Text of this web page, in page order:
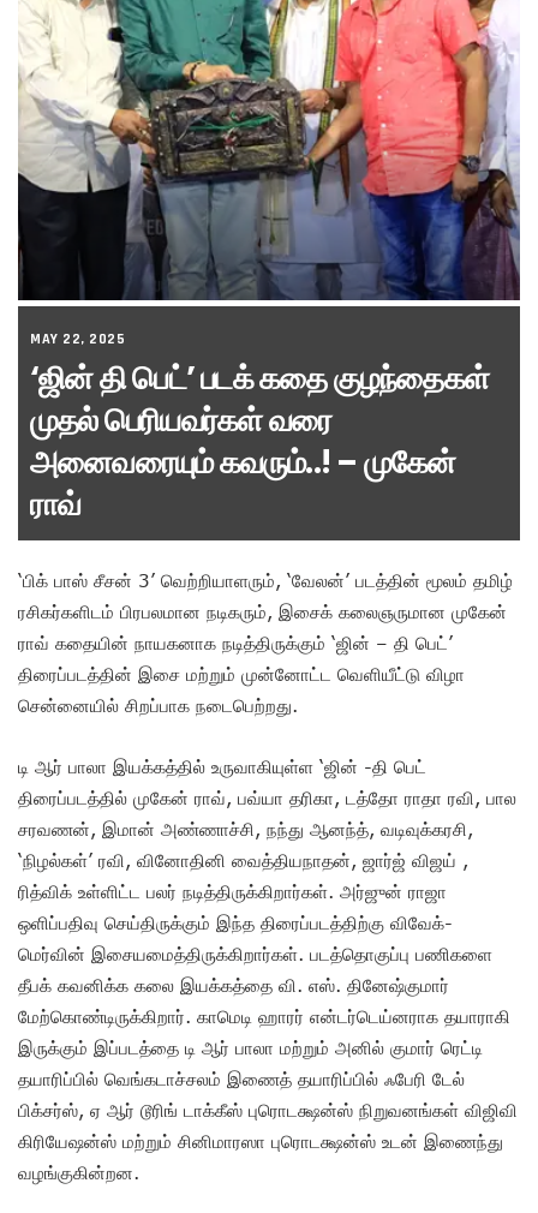
MAY 22, 2025
‘ஜின் தி பெட்’ படக் கதை குழந்தைகள்
முதல் பெரியவர்கள் வரை
அனைவரையும் கவரும்..! – முகேன்
ராவ்
‘பிக் பாஸ் சீசன் 3’ வெற்றியாளரும், ‘வேலன்’ படத்தின் மூலம் தமிழ்
ரசிகர்களிடம் பிரபலமான நடிகரும், இசைக் கலைஞருமான முகேன்
ராவ் கதையின் நாயகனாக நடித்திருக்கும் ‘ஜின் – தி பெட்’
திரைப்படத்தின் இசை மற்றும் முன்னோட்ட வெளியீட்டு விழா
சென்னையில் சிறப்பாக நடைபெற்றது.
டி ஆர் பாலா இயக்கத்தில் உருவாகியுள்ள ‘ஜின் -தி பெட்
திரைப்படத்தில் முகேன் ராவ், பவ்யா தரிகா, டத்தோ ராதா ரவி, பால
சரவணன், இமான் அண்ணாச்சி, நந்து ஆனந்த், வடிவுக்கரசி,
‘நிழல்கள்’ ரவி, வினோதினி வைத்தியநாதன், ஜார்ஜ் விஜய் ,
ரித்விக் உள்ளிட்ட பலர் நடித்திருக்கிறார்கள். அர்ஜுன் ராஜா
ஒளிப்பதிவு செய்திருக்கும் இந்த திரைப்படத்திற்கு விவேக்-
மெர்வின் இசையமைத்திருக்கிறார்கள். படத்தொகுப்பு பணிகளை
தீபக் கவனிக்க கலை இயக்கத்தை வி. எஸ். தினேஷ்குமார்
மேற்கொண்டிருக்கிறார். காமெடி ஹாரர் என்டர்டெய்னராக தயாராகி
இருக்கும் இப்படத்தை டி ஆர் பாலா‍ மற்றும் அனில் குமார் ரெட்டி
தயாரிப்பில் வெங்கடாச்சலம் இணைத் தயாரிப்பில் ஃபேரி டேல்
பிக்சர்ஸ், ஏ ஆர் டூரிங் டாக்கீஸ் புரொடக்ஷன்ஸ் நிறுவனங்கள் விஜிவி
கிரியேஷன்ஸ் மற்றும் சினிமாரஸா புரொடக்ஷன்ஸ் உடன் இணைந்து
வழங்குகின்றன.